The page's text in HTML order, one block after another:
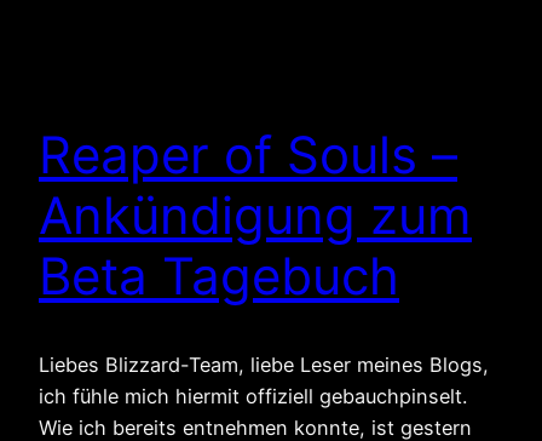
Reaper of Souls –
Ankündigung zum
Beta Tagebuch
Liebes Blizzard-Team, liebe Leser meines Blogs,
ich fühle mich hiermit offiziell gebauchpinselt.
Wie ich bereits entnehmen konnte, ist gestern